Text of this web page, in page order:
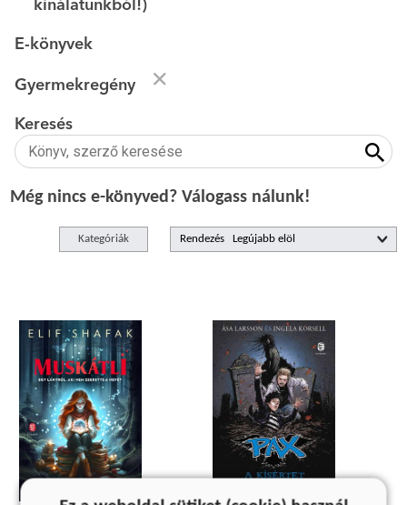
kínálatunkból!)
E-könyvek
Gyermekregény
Keresés
Még nincs e-könyved? Válogass nálunk!
Kategóriák Rendezés